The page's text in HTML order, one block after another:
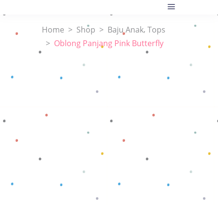
Home > Shop > Baju Anak, Tops
> Oblong Panjang Pink Butterfly